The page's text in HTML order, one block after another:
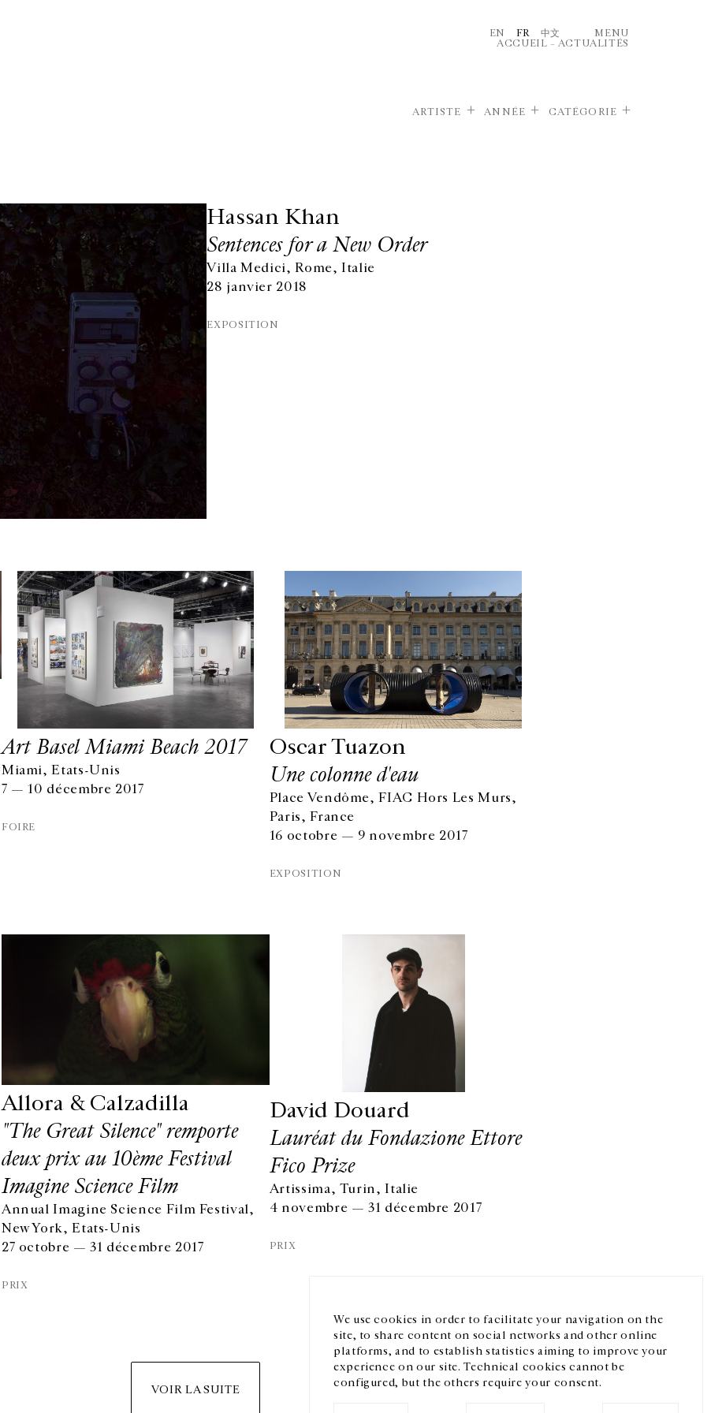
We use cookies in order to facilitate your navigation on the
site, to share content on social networks and other online
platforms, and to establish statistics aiming to improve your
experience on our site. Technical cookies cannot be
configured, but the others require your consent.
EN FR 中文
MENU
ACCUEIL – ACTUALITÉS
ARTISTE ANNÉE CATÉGORIE
Hassan Khan
Sentences for a New Order
Villa Medici, Rome, Italie
28 janvier 2018
EXPOSITION
Art Basel Miami Beach 2017
Miami, Etats-Unis
7 — 10 décembre 2017
FOIRE
Oscar Tuazon
Une colonne d'eau
Place Vendôme, FIAC Hors Les Murs,
Paris, France
16 octobre — 9 novembre 2017
EXPOSITION
Allora & Calzadilla
"The Great Silence" remporte
deux prix au 10ème Festival
Imagine Science Film
Annual Imagine Science Film Festival,
New York, Etats-Unis
27 octobre — 31 décembre 2017
PRIX
David Douard
Lauréat du Fondazione Ettore
Fico Prize
Artissima, Turin, Italie
4 novembre — 31 décembre 2017
PRIX
VOIR LA SUITE
HORAIRES D'OUVERTURE
DU MARDI AU VENDREDI
10H-18H
11H-19H